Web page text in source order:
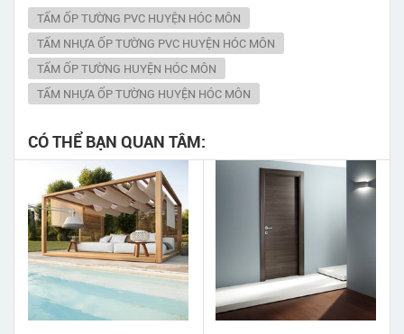
TẤM ỐP TƯỜNG PVC HUYỆN HÓC MÔN
TẤM NHỰA ỐP TƯỜNG PVC HUYỆN HÓC MÔN
TẤM ỐP TƯỜNG HUYỆN HÓC MÔN
TẤM NHỰA ỐP TƯỜNG HUYỆN HÓC MÔN
CÓ THỂ BẠN QUAN TÂM: